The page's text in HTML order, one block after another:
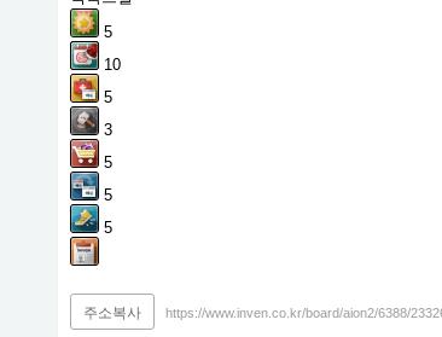
5
10
5
3
5
5
5
주소복사 https://www.inven.co.kr/board/aion2/6388/